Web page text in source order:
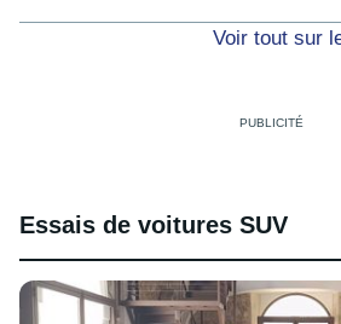
Voir tout sur
Essais de voitures SUV